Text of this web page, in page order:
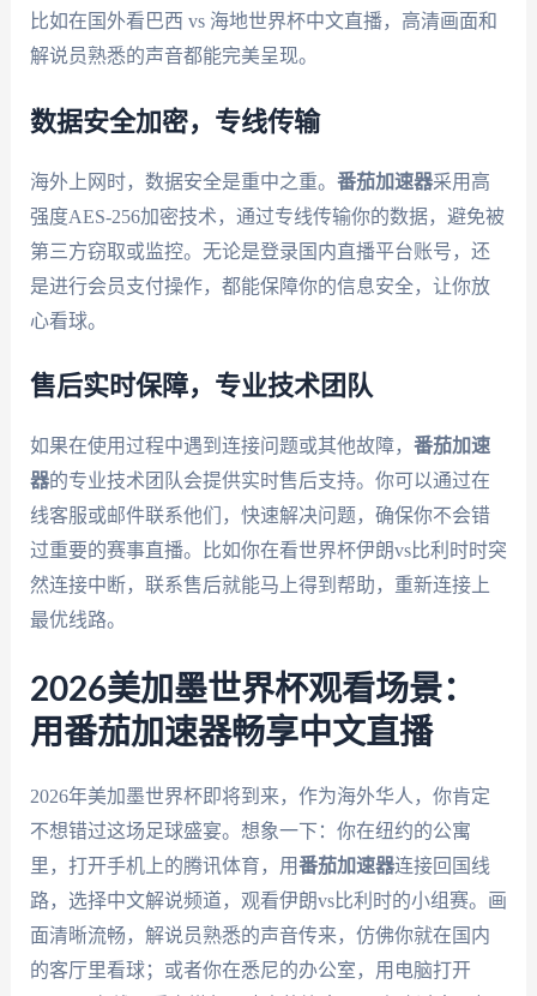
比如在国外看巴西 vs 海地世界杯中文直播，高清画面和
解说员熟悉的声音都能完美呈现。
数据安全加密，专线传输
海外上网时，数据安全是重中之重。 番茄加速器采用高
强度AES-256加密技术，通过专线传输你的数据，避免被
第三方窃取或监控。无论是登录国内直播平台账号，还
是进行会员支付操作，都能保障你的信息安全，让你放
心看球。
售后实时保障，专业技术团队
如果在使用过程中遇到连接问题或其他故障， 番茄加速
器的专业技术团队会提供实时售后支持。你可以通过在
线客服或邮件联系他们，快速解决问题，确保你不会错
过重要的赛事直播。比如你在看世界杯伊朗vs比利时时突
然连接中断，联系售后就能马上得到帮助，重新连接上
最优线路。
2026美加墨世界杯观看场景：
用番茄加速器畅享中文直播
2026年美加墨世界杯即将到来，作为海外华人，你肯定
不想错过这场足球盛宴。想象一下：你在纽约的公寓
里，打开手机上的腾讯体育，用番茄加速器连接回国线
路，选择中文解说频道，观看伊朗vs比利时的小组赛。画
面清晰流畅，解说员熟悉的声音传来，仿佛你就在国内
的客厅里看球；或者你在悉尼的办公室，用电脑打开